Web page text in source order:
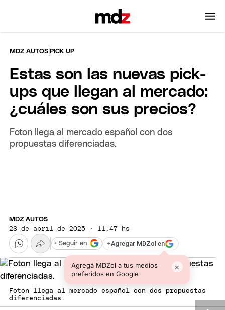
MDZ AUTOS |PICK UP
Estas son las nuevas pick-
ups que llegan al mercado:
¿cuáles son sus precios?
Foton llega al mercado español con dos
propuestas diferenciadas.
MDZ AUTOS
23 de abril de 2025 · 11:47 hs
+Agregar MDZol en
Agregá MDZol a tus medios
preferidos en Google
×
+ Seguir en
Foton llega al mercado español con dos propuestas
diferenciadas.